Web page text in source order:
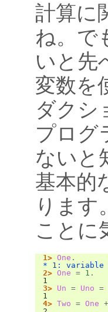
計算に
ね。で
いと先
変数を
ダクシ
プログ
ないと
基本的
ります
ことに
1> One .
* 1: variable
2> One = 1 .
1
3> Un = Uno =
1
4> Two = One +